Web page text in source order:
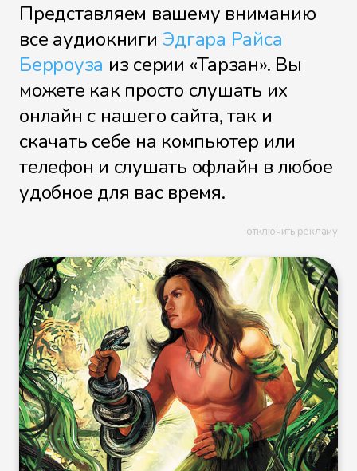
Представляем вашему вниманию
все аудиокниги Эдгара Райса
Берроуза из серии «Тарзан». Вы
можете как просто слушать их
онлайн с нашего сайта, так и
скачать себе на компьютер или
телефон и слушать офлайн в любое
удобное для вас время.
отключить рекламу